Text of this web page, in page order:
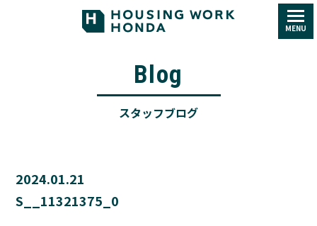
MENU
Blog
スタッフブログ
2024.01.21
S__11321375_0